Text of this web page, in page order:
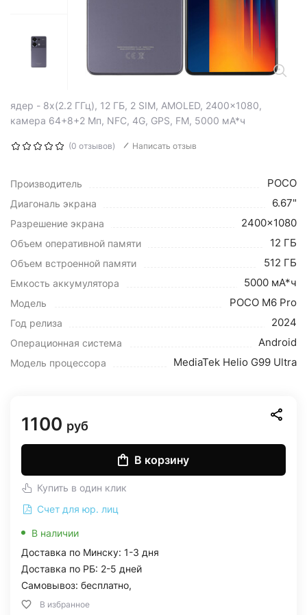
ядер - 8x(2.2 ГГц), 12 ГБ, 2 SIM, AMOLED, 2400x1080,
камера 64+8+2 Мп, NFC, 4G, GPS, FM, 5000 мА*ч
(0 отзывов) Написать отзыв
Производитель POCO
Диагональ экрана 6.67"
Разрешение экрана 2400x1080
Объем оперативной памяти 12 ГБ
Объем встроенной памяти 512 ГБ
Емкость аккумулятора 5000 мА*ч
Модель POCO M6 Pro
Год релиза 2024
Операционная система Android
Модель процессора MediaTek Helio G99 Ultra
1100 руб
В корзину
Купить в один клик
Счет для юр. лиц
В наличии
Доставка по Минску: 1-3 дня
Доставка по РБ: 2-5 дней
Самовывоз: бесплатно,
В избранное